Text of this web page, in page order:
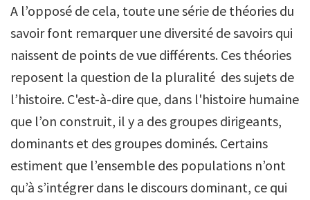
A l’opposé de cela, toute une série de théories du
savoir font remarquer une diversité de savoirs qui
naissent de points de vue différents. Ces théories
reposent la question de la pluralité des sujets de
l’histoire. C'est-à-dire que, dans l'histoire humaine
que l’on construit, il y a des groupes dirigeants,
dominants et des groupes dominés. Certains
estiment que l’ensemble des populations n’ont
qu’à s’intégrer dans le discours dominant, ce qui